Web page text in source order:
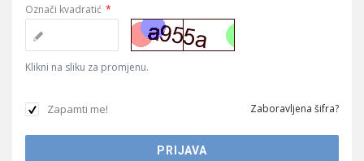
Označi kvadratić *
Klikni na sliku za promjenu.
Zapamti me! Zaboravljena šifra?